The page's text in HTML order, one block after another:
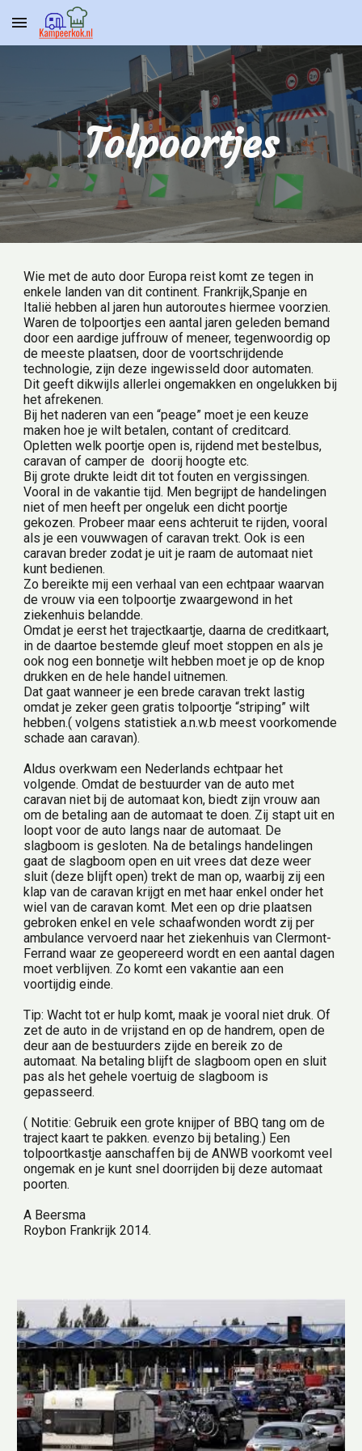
Skip to main content
Tolpoortjes
Wie met de auto door Europa reist komt ze tegen in
enkele landen van dit continent. Frankrijk,Spanje en
Italië hebben al jaren hun autoroutes hiermee voorzien.
Waren de tolpoortjes een aantal jaren geleden bemand
door een aardige juffrouw of meneer, tegenwoordig op
de meeste plaatsen, door de voortschrijdende
technologie, zijn deze ingewisseld door automaten.
Dit geeft dikwijls allerlei ongemakken en ongelukken bij
het afrekenen.
Bij het naderen van een “peage” moet je een keuze
maken hoe je wilt betalen, contant of creditcard.
Opletten welk poortje open is, rijdend met bestelbus,
caravan of camper de  doorij hoogte etc.
Bij grote drukte leidt dit tot fouten en vergissingen.
Vooral in de vakantie tijd. Men begrijpt de handelingen
niet of men heeft per ongeluk een dicht poortje
gekozen. Probeer maar eens achteruit te rijden, vooral
als je een vouwwagen of caravan trekt. Ook is een
caravan breder zodat je uit je raam de automaat niet
kunt bedienen.
Zo bereikte mij een verhaal van een echtpaar waarvan
de vrouw via een tolpoortje zwaargewond in het
ziekenhuis belandde.
Omdat je eerst het trajectkaartje, daarna de creditkaart,
in de daartoe bestemde gleuf moet stoppen en als je
ook nog een bonnetje wilt hebben moet je op de knop
drukken en de hele handel uitnemen.
Dat gaat wanneer je een brede caravan trekt lastig
omdat je zeker geen gratis tolpoortje “striping” wilt
hebben.( volgens statistiek a.n.w.b meest voorkomende
schade aan caravan).
Aldus overkwam een Nederlands echtpaar het
volgende. Omdat de bestuurder van de auto met
caravan niet bij de automaat kon, biedt zijn vrouw aan
om de betaling aan de automaat te doen. Zij stapt uit en
loopt voor de auto langs naar de automaat. De
slagboom is gesloten. Na de betalings handelingen
gaat de slagboom open en uit vrees dat deze weer
sluit (deze blijft open) trekt de man op, waarbij zij een
klap van de caravan krijgt en met haar enkel onder het
wiel van de caravan komt. Met een op drie plaatsen
gebroken enkel en vele schaafwonden wordt zij per
ambulance vervoerd naar het ziekenhuis van Clermont-
Ferrand waar ze geopereerd wordt en een aantal dagen
moet verblijven. Zo komt een vakantie aan een
voortijdig einde.
Tip: Wacht tot er hulp komt, maak je vooral niet druk. Of
zet de auto in de vrijstand en op de handrem, open de
deur aan de bestuurders zijde en bereik zo de
automaat. Na betaling blijft de slagboom open en sluit
pas als het gehele voertuig de slagboom is
gepasseerd.
( Notitie: Gebruik een grote knijper of BBQ tang om de
traject kaart te pakken. evenzo bij betaling.) Een
tolpoortkastje aanschaffen bij de ANWB voorkomt veel
ongemak en je kunt snel doorrijden bij deze automaat
poorten.
A Beersma
Roybon Frankrijk 2014.